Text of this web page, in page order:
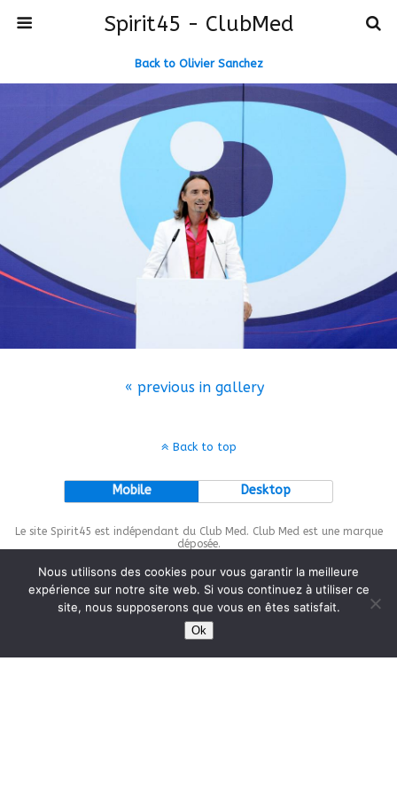
Spirit45 - ClubMed
Back to Olivier Sanchez
« previous in gallery
Back to top
Mobile Desktop
Le site Spirit45 est indépendant du Club Med. Club Med est une marque
déposée.
This site is protected bywp-copyrightpro.com
Nous utilisons des cookies pour vous garantir la meilleure
expérience sur notre site web. Si vous continuez à utiliser ce
site, nous supposerons que vous en êtes satisfait.
Ok